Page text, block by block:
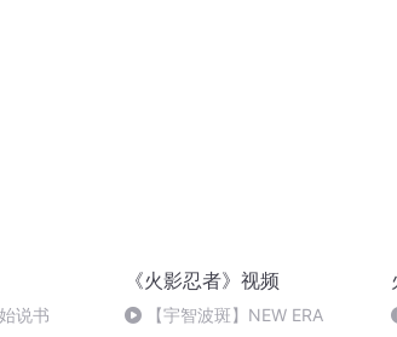
说书
《火影忍者》视频
【宇智波斑】NEW ERA